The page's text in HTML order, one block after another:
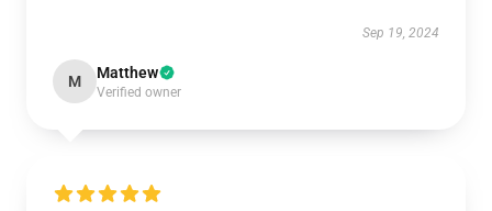
Sep 19, 2024
M Matthew
Verified owner